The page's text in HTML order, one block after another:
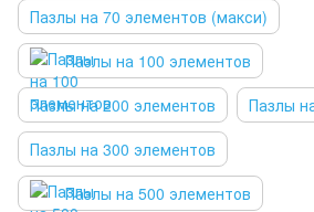
Пазлы на 70 элементов (макси)
Пазлы на 100 элементов
Пазлы на 200 элементов
Пазлы
Пазлы на 300 элементов
Пазлы на 500 элементов